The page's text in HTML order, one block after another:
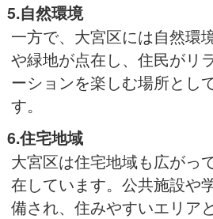
5.自然環境
一方で、大宮区には自然環
や緑地が点在し、住民がリ
ーションを楽しむ場所とし
す。
6.住宅地域
大宮区は住宅地域も広がっ
在しています。公共施設や
備され、住みやすいエリア